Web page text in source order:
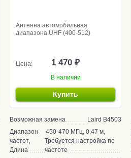
Антенна автомобильная
диапазона UHF (400-512)
Цена: 1 470 ₽
В наличии
Купить
Возможная замена
Laird B4503
Диапазон
частот,
Длина
450-470 МГц, 0.47 м,
Требуется настройка по
частоте